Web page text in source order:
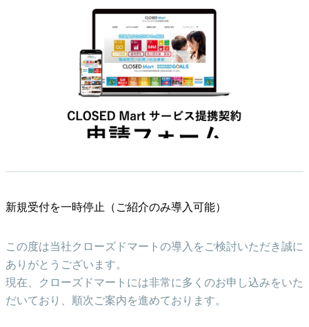
新規受付を一時停止（ご紹介のみ導入可能）
この度は当社クローズドマートの導入をご検討いただき誠に
ありがとうございます。
現在、クローズドマートには非常に多くのお申し込みをいた
だいており、順次ご案内を進めております。